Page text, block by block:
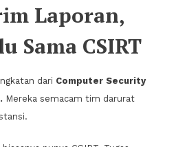
Laporan,
Sama CSIRT
dari Computer Security
Mereka semacam tim darurat